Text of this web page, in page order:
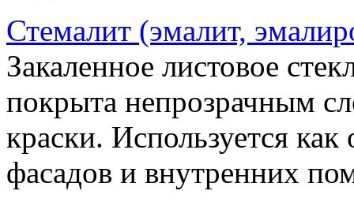
Стемалит (эмалит,
Закаленное листовое
покрыта непрозрачным
краски. Используется
фасадов и внутренних